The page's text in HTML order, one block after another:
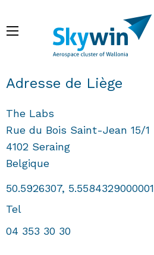
main
Breadcrumb
Adresse de Liège
The Labs
Rue du Bois Saint-Jean 15/1
4102 Seraing
Belgique
50.5926307, 5.5584329000001
Tel
04 353 30 30